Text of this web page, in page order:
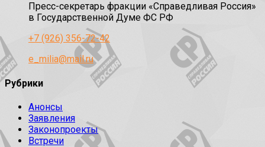
Пресс-секретарь фракции «Справедливая Россия»
в Государственной Думе ФС РФ
+7 (926) 356-72-42
e_milia@mail.ru
Рубрики
Анонсы
Заявления
Законопроекты
Встречи